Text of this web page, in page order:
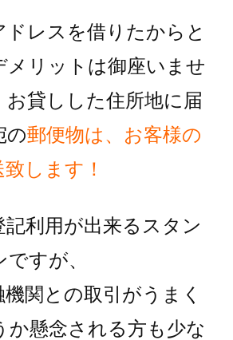
ドレスを借りたからと
メリットは御座いませ
お貸しした住所地に届
の郵便物は、お客様の
します！
記利用が出来るスタン
すが、
関との取引がうまく
か懸念される方も少な